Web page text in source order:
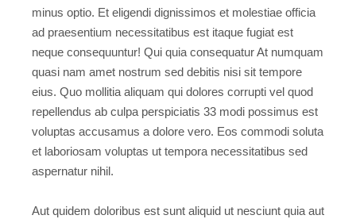
minus optio. Et eligendi dignissimos et molestiae officia
ad praesentium necessitatibus est itaque fugiat est
neque consequuntur! Qui quia consequatur At numquam
quasi nam amet nostrum sed debitis nisi sit tempore
eius. Quo mollitia aliquam qui dolores corrupti vel quod
repellendus ab culpa perspiciatis 33 modi possimus est
voluptas accusamus a dolore vero. Eos commodi soluta
et laboriosam voluptas ut tempora necessitatibus sed
aspernatur nihil.
Aut quidem doloribus est sunt aliquid ut nesciunt quia aut